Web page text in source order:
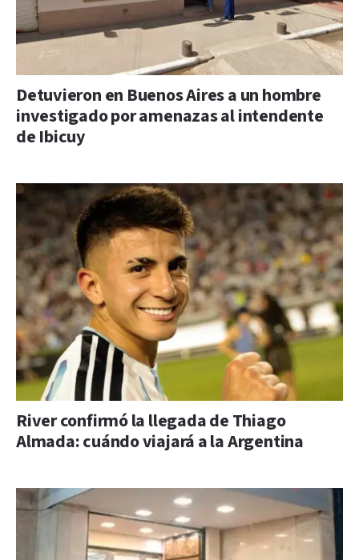
Detuvieron en Buenos Aires a un hombre
investigado por amenazas al intendente
de Ibicuy
River confirmó la llegada de Thiago
Almada: cuándo viajará a la Argentina